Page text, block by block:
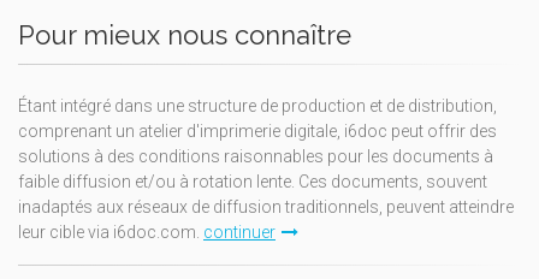
Pour mieux nous connaître
Étant intégré dans une structure de production et de distribution,
comprenant un atelier d'imprimerie digitale, i6doc peut offrir des
solutions à des conditions raisonnables pour les documents à
faible diffusion et/ou à rotation lente. Ces documents, souvent
inadaptés aux réseaux de diffusion traditionnels, peuvent atteindre
leur cible via i6doc.com. continuer